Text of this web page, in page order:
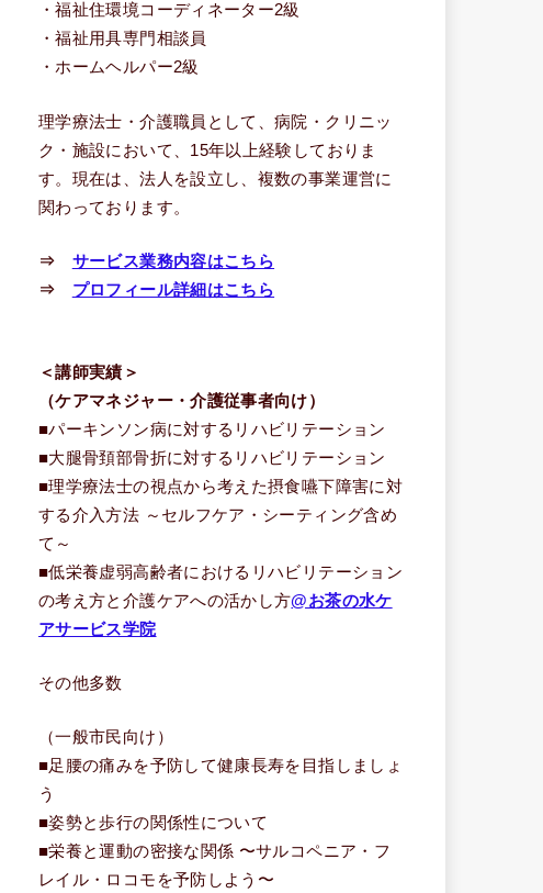
・福祉住環境コーディネーター2級
・福祉用具専門相談員
・ホームヘルパー2級
理学療法士・介護職員として、病院・クリニッ
ク・施設において、15年以上経験しておりま
す。現在は、法人を設立し、複数の事業運営に
関わっております。
⇒ サービス業務内容はこちら
⇒ プロフィール詳細はこちら
＜講師実績＞
（ケアマネジャー・介護従事者向け）
■パーキンソン病に対するリハビリテーション
■大腿骨頚部骨折に対するリハビリテーション
■理学療法士の視点から考えた摂食嚥下障害に対
する介入方法 ～セルフケア・シーティング含め
て～
■低栄養虚弱高齢者におけるリハビリテーション
の考え方と介護ケアへの活かし方@お茶の水ケ
アサービス学院
その他多数
（一般市民向け）
■足腰の痛みを予防して健康長寿を目指しましょ
う
■姿勢と歩行の関係性について
■栄養と運動の密接な関係 〜サルコペニア・フ
レイル・ロコモを予防しよう〜